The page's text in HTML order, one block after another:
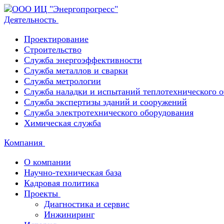
Деятельность
Проектирование
Строительство
Служба энергоэффективности
Служба металлов и сварки
Служба метрологии
Служба наладки и испытаний теплотехнического
Служба экспертизы зданий и сооружений
Служба электротехнического оборудования
Химическая служба
Компания
О компании
Научно-техническая база
Кадровая политика
Проекты
Диагностика и сервис
Инжиниринг